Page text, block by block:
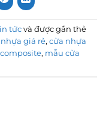
tứcvà được gắn thẻ
giá rẻ, cửa nhựa
, mẫu cửa